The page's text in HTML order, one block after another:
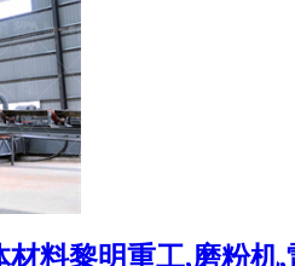
料黎明重工,磨粉机,